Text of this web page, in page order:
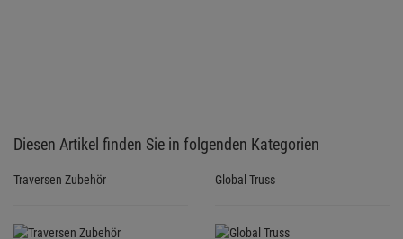
Diesen Artikel finden Sie in folgenden Kategorien
Traversen Zubehör Global Truss